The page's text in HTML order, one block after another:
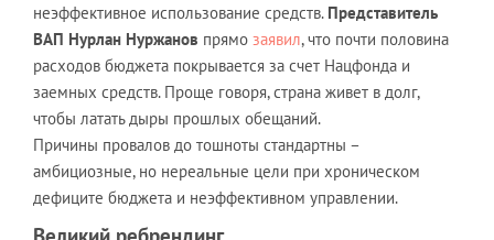
неэффективное использование средств. Представитель
ВАП Нурлан Нуржанов прямо заявил, что почти половина
расходов бюджета покрывается за счет Нацфонда и
заемных средств. Проще говоря, страна живет в долг,
чтобы латать дыры прошлых обещаний.
Причины провалов до тошноты стандартны –
амбициозные, но нереальные цели при хроническом
дефиците бюджета и неэффективном управлении.